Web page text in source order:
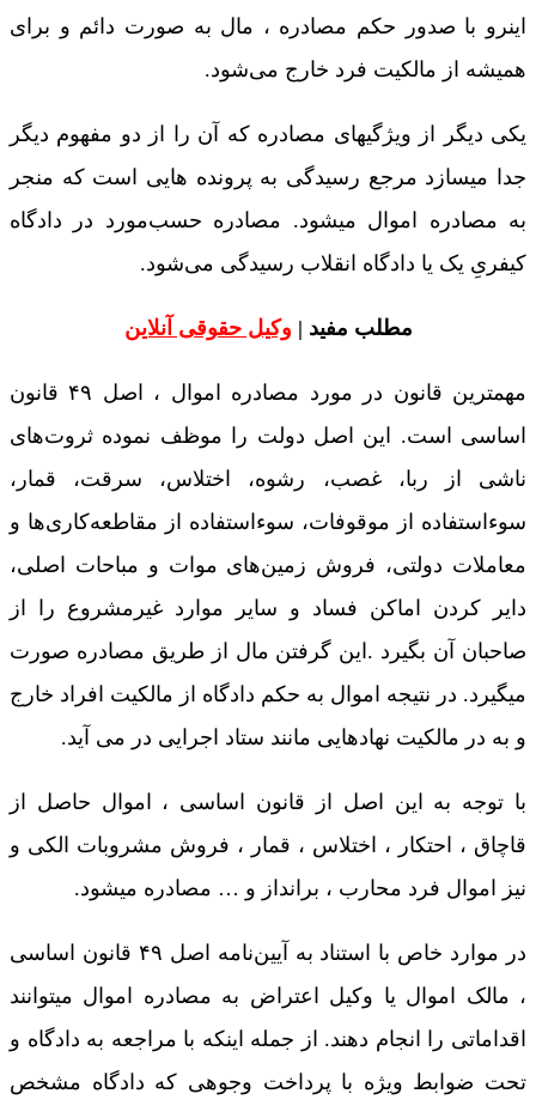
اینرو با صدور حکم مصادره ، مال به ‌صورت دائم و برای
همیشه از مالکیت فرد خارج می‌شود.
یکی دیگر از ویژگیهای مصادره که آن را از دو مفهوم دیگر
جدا میسازد مرجع رسیدگی به پرونده هایی است که منجر
به مصادره اموال میشود. مصادره حسب‌مورد در دادگاه
کیفریِ یک یا دادگاه انقلاب رسیدگی می‌شود.
مطلب مفید | وکیل حقوقی آنلاین
مهمترین قانون در مورد مصادره اموال ، اصل ۴۹ قانون
اساسی است. این اصل دولت را موظف نموده ثروت‌های
ناشی از ربا، غصب، رشوه، اختلاس، سرقت، قمار،
سوءاستفاده از موقوفات، سوءاستفاده از مقاطعه‌کاری‌ها و
معاملات دولتی، فروش زمین‌های موات و مباحات اصلی،
دایر کردن اماکن فساد و سایر موارد غیرمشروع را از
صاحبان آن بگیرد .این گرفتن مال از طریق مصادره صورت
میگیرد. در نتیجه اموال به حکم دادگاه از مالکیت افراد خارج
و به در مالکیت نهادهایی مانند ستاد اجرایی در می آید.
با توجه به این اصل از قانون اساسی ، اموال حاصل از
قاچاق ، احتکار ، اختلاس ، قمار ، فروش مشروبات الکی و
نیز اموال فرد محارب ، برانداز و … مصادره میشود.
در موارد خاص با استناد به آیین‌نامه‌ اصل ۴۹ قانون اساسی
، مالک اموال یا وکیل اعتراض به مصادره اموال میتوانند
اقداماتی را انجام دهند. از جمله اینکه با مراجعه به دادگاه و
تحت ضوابط ویژه با پرداخت وجوهی که دادگاه مشخص